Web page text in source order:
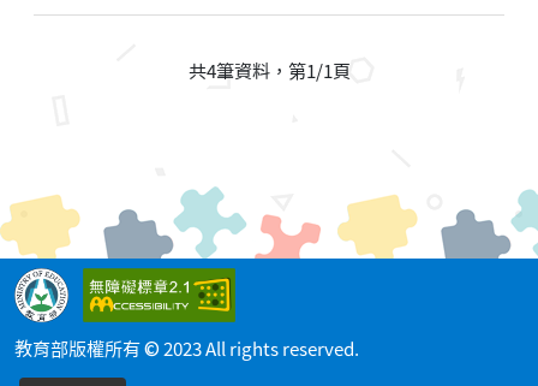
共4筆資料，第1/1頁
教育部版權所有 © 2023 All rights reserved.